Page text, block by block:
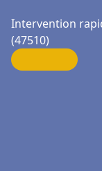
Intervention
(47510)